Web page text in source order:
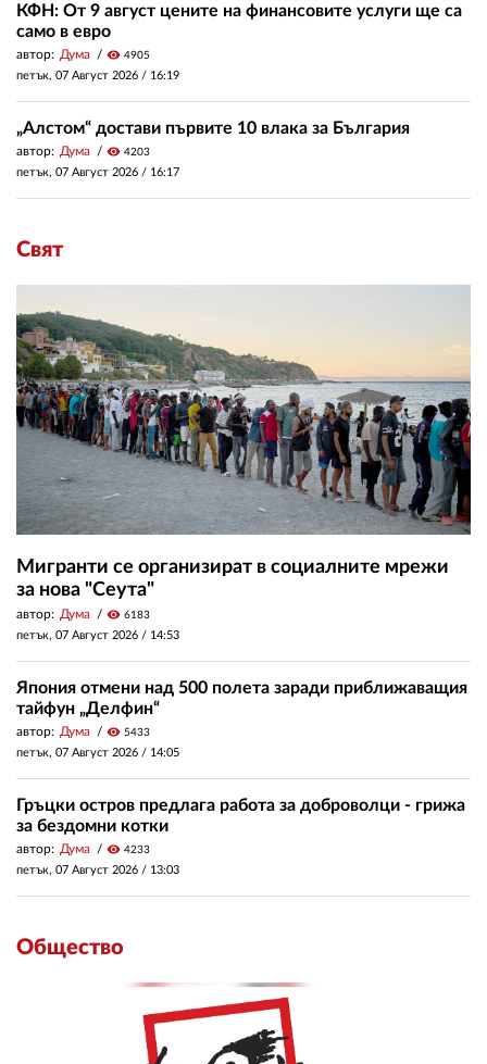
КФН: От 9 август цените на финансовите услуги ще са
само в евро
автор: Дума visibility 4905
петък, 07 Август 2026 / 16:19
„Алстом“ достави първите 10 влака за България
автор: Дума visibility 4203
петък, 07 Август 2026 / 16:17
Свят
Мигранти се организират в социалните мрежи
за нова "Сеута"
автор: Дума visibility 6183
петък, 07 Август 2026 / 14:53
Япония отмени над 500 полета заради приближаващия
тайфун „Делфин“
автор: Дума visibility 5433
петък, 07 Август 2026 / 14:05
Гръцки остров предлага работа за доброволци - грижа
за бездомни котки
автор: Дума visibility 4233
петък, 07 Август 2026 / 13:03
Общество